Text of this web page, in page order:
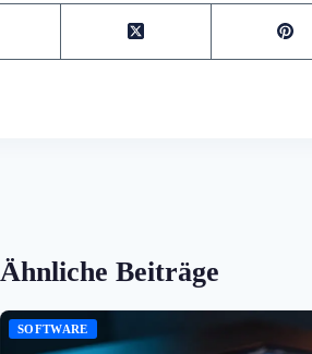
Ähnliche Beiträge
SOFTWARE